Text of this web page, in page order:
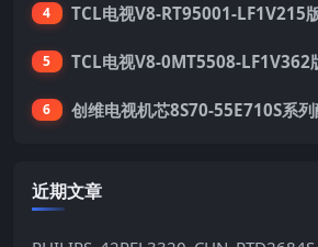
4
5
6 创维电视机芯8S70-55E710S系
近期文章